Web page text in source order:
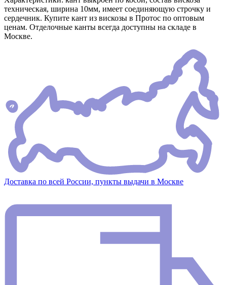
техническая, ширина 10мм, имеет соединяющую строчку и
сердечник. Купите кант из вискозы в Протос по оптовым
ценам. Отделочные канты всегда доступны на складе в
Москве.
Доставка по всей России, пункты выдачи в Москве